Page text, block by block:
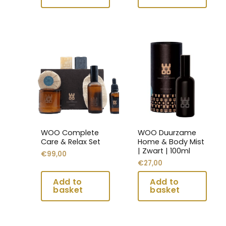
WOO Complete
Care & Relax Set
€99,00
meerdere
variaties.
Deze
optie
gekozen
worden
de
productpagina
WOO Duurzame
Home & Body Mist
| Zwart | 100ml
€27,00
meerdere
variaties.
Deze
optie
gekozen
worden
op
de
productpagina